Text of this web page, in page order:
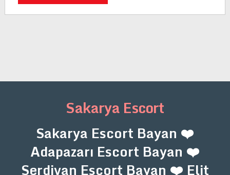
Sakarya Escort
Sakarya Escort Bayan ❤️
Adapazarı Escort Bayan ❤️
Serdivan Escort Bayan ❤️ Elit